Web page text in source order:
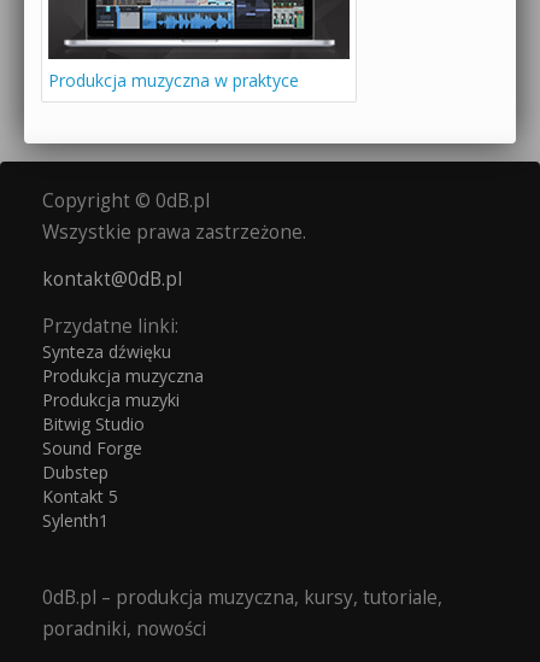
Produkcja muzyczna w praktyce
Copyright © 0dB.pl
Wszystkie prawa zastrzeżone.
kontakt@0dB.pl
Przydatne linki:
Synteza dźwięku
Produkcja muzyczna
Produkcja muzyki
Bitwig Studio
Sound Forge
Dubstep
Kontakt 5
Sylenth1
0dB.pl – produkcja muzyczna, kursy, tutoriale,
poradniki, nowości